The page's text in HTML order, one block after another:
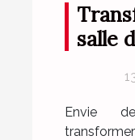
salle
Envie